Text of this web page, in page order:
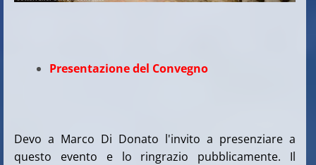
Presentazione del Convegno
Devo a Marco Di Donato l'invito a presenziare a
questo evento e lo ringrazio pubblicamente. Il